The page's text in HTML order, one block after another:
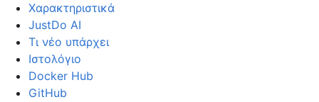
Χαρακτηριστικά
JustDo AI
Τι νέο υπάρχει
Ιστολόγιο
Docker Hub
GitHub